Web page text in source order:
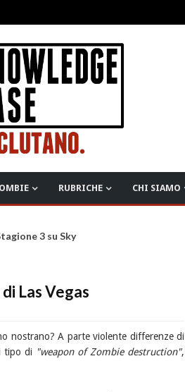
RUBRICHE CHI SIAMO
3 su Sky
Las Vegas
nostrano? A parte violente differenze di
tipo di "weapon of Zombie destruction",